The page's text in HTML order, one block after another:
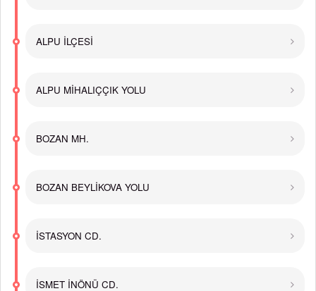
ALPU İLÇESİ
ALPU MİHALIÇÇIK YOLU
BOZAN MH.
BOZAN BEYLİKOVA YOLU
İSTASYON CD.
İSMET İNÖNÜ CD.